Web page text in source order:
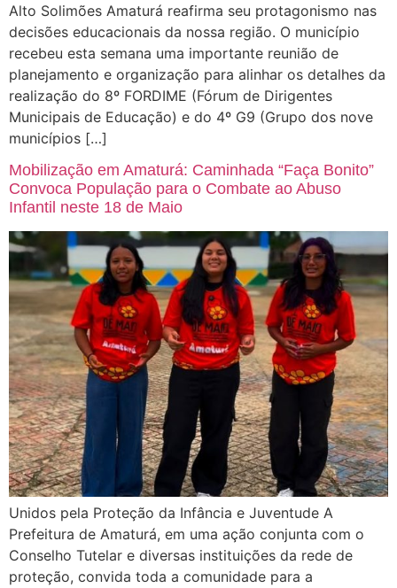
Alto Solimões Amaturá reafirma seu protagonismo nas
decisões educacionais da nossa região. O município
recebeu esta semana uma importante reunião de
planejamento e organização para alinhar os detalhes da
realização do 8º FORDIME (Fórum de Dirigentes
Municipais de Educação) e do 4º G9 (Grupo dos nove
municípios […]
Mobilização em Amaturá: Caminhada “Faça Bonito”
Convoca População para o Combate ao Abuso
Infantil neste 18 de Maio
Unidos pela Proteção da Infância e Juventude A
Prefeitura de Amaturá, em uma ação conjunta com o
Conselho Tutelar e diversas instituições da rede de
proteção, convida toda a comunidade para a